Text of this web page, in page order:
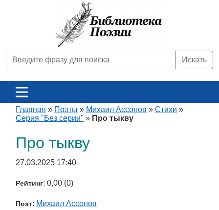
Искать
Главная » Поэты » Михаил Ассонов » Стихи »
Серия "Без серии" » Про тыкву
Про тыкву
27.03.2025 17:40
Рейтинг: 0,00 (0)
Поэт: Михаил Ассонов